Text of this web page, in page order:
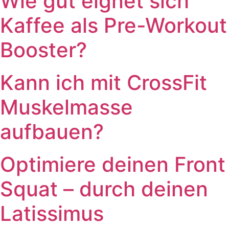
Kaffee als Pre-Workout
Booster?
Kann ich mit CrossFit
Muskelmasse
aufbauen?
Optimiere deinen Front
Squat – durch deinen
Latissimus